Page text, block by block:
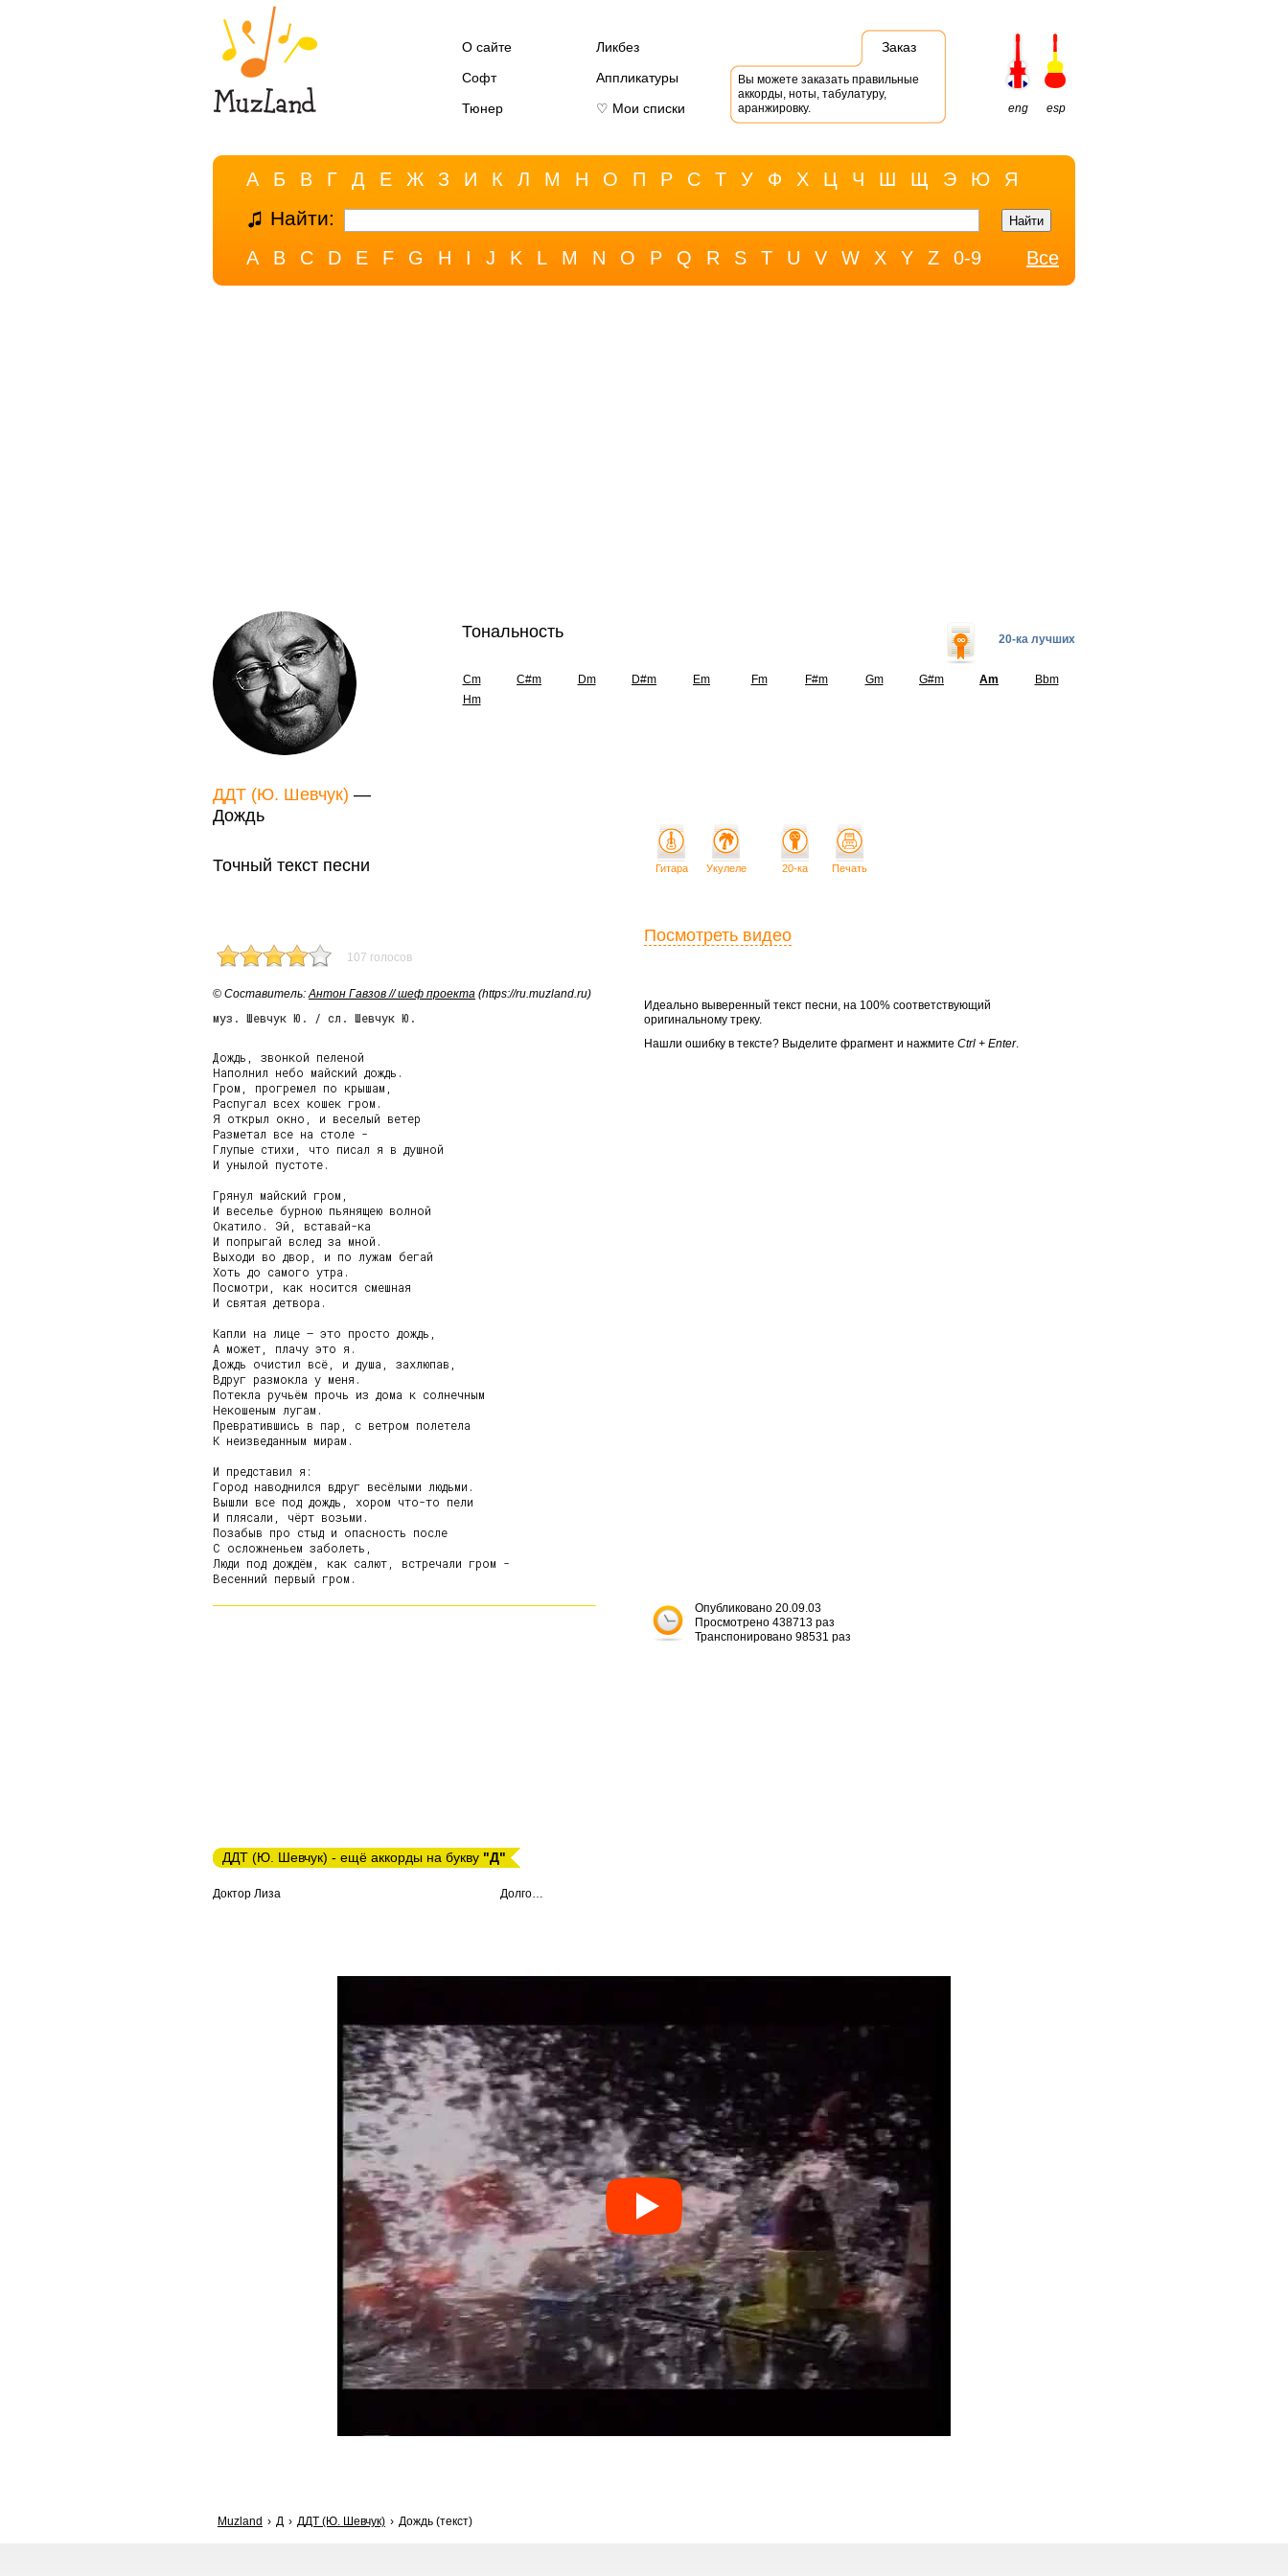
О сайте
Ликбез
Софт
Аппликатуры
Тюнер
♡ Мои списки
Заказ
Вы можете заказать правильные
аккорды, ноты, табулатуру,
аранжировку.
eng esp
А Б В Г Д Е Ж З И К Л М Н О П Р С Т У Ф Х Ц Ч Ш Щ Э Ю Я
Найти:
A B C D E F G H I J K L M N O P Q R S T U V W X Y Z 0-9 Все
ДДТ (Ю. Шевчук) —
Дождь
Тональность 20-ка лучших
Cm C#m Dm D#m Em Fm F#m Gm G#m Am
Bbm
Hm
Точный текст песни
107 голосов
© Cоставитель:Антон Гавзов // шеф проекта (https://ru.muzland.ru)
муз. Шевчук Ю. / сл. Шевчук Ю.
Дождь, звонкой пеленой
Наполнил небо майский дождь.
Гром, прогремел по крышам,
Распугал всех кошек гром.
Я открыл окно, и веселый ветер
Разметал все на столе -
Глупые стихи, что писал я в душной
И унылой пустоте.
Грянул майский гром,
И веселье бурною пьянящею волной
Окатило. Эй, вставай-ка
И попрыгай вслед за мной.
Выходи во двор, и по лужам бегай
Хоть до самого утра.
Посмотри, как носится смешная
И святая детвора.
Капли на лице – это просто дождь,
А может, плачу это я.
Дождь очистил всё, и душа, захлюпав,
Вдруг размокла у меня.
Потекла ручьём прочь из дома к солнечным
Некошеным лугам.
Превратившись в пар, с ветром полетела
К неизведанным мирам.
И представил я:
Город наводнился вдруг весёлыми людьми.
Вышли все под дождь, хором что-то пели
И плясали, чёрт возьми.
Позабыв про стыд и опасность после
С осложненьем заболеть,
Люди под дождём, как салют, встречали гром -
Гитара Укулеле 20-ка Печать
Посмотреть видео
Идеально выверенный текст песни, на 100% соответствующий
оригинальному треку.
Нашли ошибку в тексте? Выделите фрагмент и нажмите Ctrl + Enter.
Опубликовано 20.09.03
Просмотрено 438713 раз
Транспонировано 98531 раз
ДДТ (Ю. Шевчук) - ещё аккорды на букву "Д"
Доктор Лиза Долго…
Muzland Д ДДТ (Ю. Шевчук) Дождь (текст)